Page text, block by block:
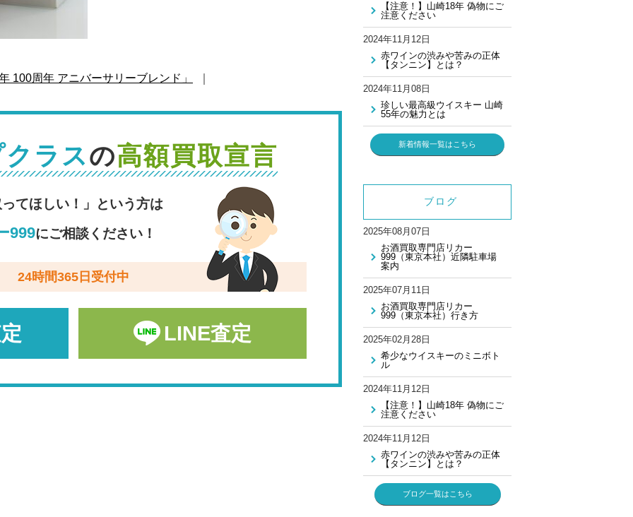
100周年 アニバーサリーブレンド」
ラスの高額買取宣言
てほしい！」という方は
999にご相談ください！
24時間365日受付中
LINE査定
【注意！】山崎18年 偽物にご
注意ください
2024年11月12日
赤ワインの渋みや苦みの正体
【タンニン】とは？
2024年11月08日
珍しい最高級ウイスキー 山崎
55年の魅力とは
新着情報一覧はこちら
ブログ
2025年08月07日
お酒買取専門店リカー
999（東京本社）近隣駐車場
案内
2025年07月11日
お酒買取専門店リカー
999（東京本社）行き方
2025年02月28日
希少なウイスキーのミニボト
ル
2024年11月12日
【注意！】山崎18年 偽物にご
注意ください
2024年11月12日
赤ワインの渋みや苦みの正体
【タンニン】とは？
ブログ一覧はこちら